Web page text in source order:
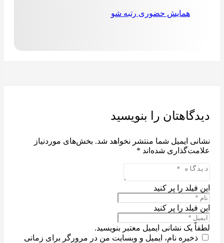
همایش حضوری رتبه شو
دیدگاهتان را بنویسید
نشانی ایمیل شما منتشر نخواهد شد. بخش‌های موردنیاز
علامت‌گذاری شده‌اند *
این فیلد را پر کنید
این فیلد را پر کنید
لطفاً یک نشانی ایمیل معتبر بنویسید.
ذخیره نام، ایمیل و وبسایت من در مرورگر برای زمانی